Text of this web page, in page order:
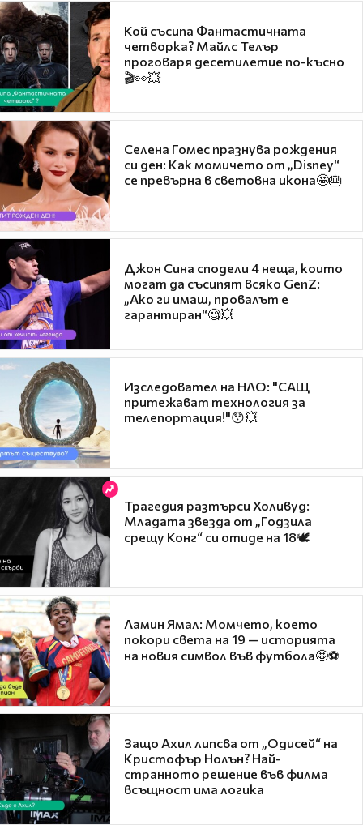
Кой съсипа Фантастичната
четворка? Майлс Телър
проговаря десетилетие по-късно
🎬👀💥
Селена Гомес празнува рождения
си ден: Как момичето от „Disney“
се превърна в световна икона🤩🎂
Джон Сина сподели 4 неща, които
могат да съсипят всяко GenZ:
„Ако ги имаш, провалът е
гарантиран“🧐💥
Изследовател на НЛО: "САЩ
притежават технология за
телепортация!"😯💥
Трагедия разтърси Холивуд:
Младата звезда от „Годзила
срещу Конг“ си отиде на 18🕊️
Ламин Ямал: Момчето, което
покори света на 19 — историята
на новия символ във футбола🤩⚽
Защо Ахил липсва от „Одисей“ на
Кристофър Нолън? Най-
странното решение във филма
всъщност има логика